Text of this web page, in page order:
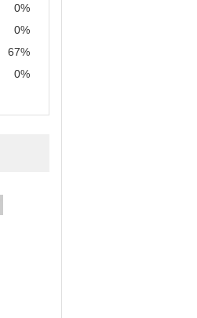
0%
0%
67%
0%